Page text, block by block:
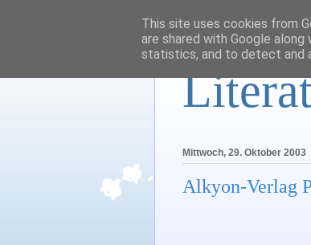
Mittwoch, 29. Oktober 2003
Alkyon-Verlag
This site uses cookies from
are shared with Google
statistics, and to detect and